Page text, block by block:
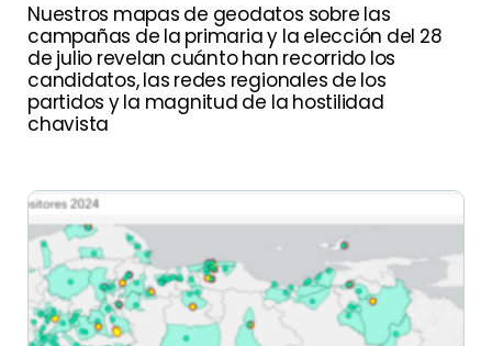
Nuestros mapas de geodatos sobre las
campañas de la primaria y la elección del 28
de julio revelan cuánto han recorrido los
candidatos, las redes regionales de los
partidos y la magnitud de la hostilidad
chavista